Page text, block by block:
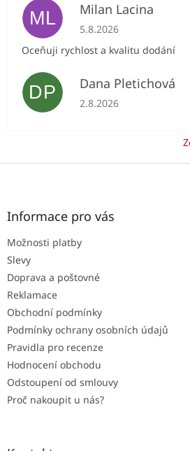
ML Milan Lacina
Hodnocení obchodu je
5.8.2026
Oceňuji rychlost a kvalitu dodání
DP Dana Pletichová
Hodnocení obchodu je
2.8.2026
Z
Informace pro vás
Možnosti platby
Slevy
Doprava a poštovné
Reklamace
Obchodní podmínky
Podmínky ochrany osobních údajů
Pravidla pro recenze
Hodnocení obchodu
Odstoupení od smlouvy
Proč nakoupit u nás?